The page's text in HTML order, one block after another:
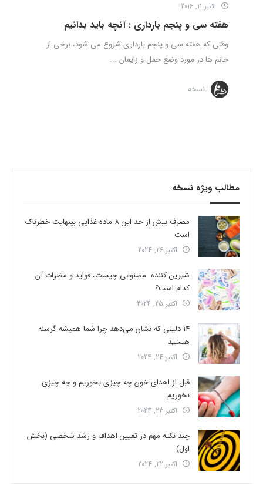
اکتبر 11, 2016
هفته سی و پنجم بارداری : آنچه باید بدانیم
وقتی که هفته سی و پنجم بارداری شروع می شود، برخی از
خانم ها در مورد وضع حمل و زایمان ...
نسخه
مطالب ویژه نسخه
مصرف بیش از حد این 8 ماده غذایی بینهایت خطرناک
است
اکتبر 26, 2024
شیرین کننده مصنوعی چیست، فواید و مضرات آن
کدام است؟
اکتبر 25, 2024
14 دلیلی که نشان می‌دهد چرا شما همیشه گرسنه
هستید
اکتبر 24, 2024
قبل از اهدای خون چه چیزی بخوریم و چه چیزی
نخوریم
اکتبر 23, 2024
چند نکته مهم در تعیین اهداف و رشد شخصی (بخش
اول)
اکتبر 22, 2024